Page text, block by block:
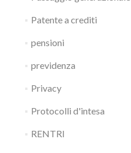
Patente a crediti
pensioni
previdenza
Privacy
Protocolli d'intesa
RENTRI